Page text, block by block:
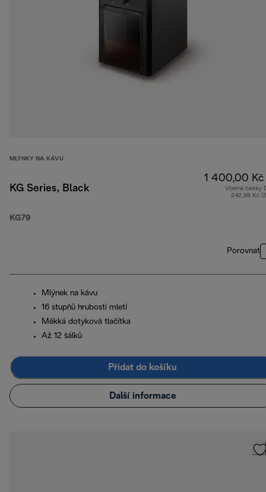
MLÝNKY NA KÁVU
KG Series, Black
KG79
1 400,00 Kč
Včetně částky
242,98 Kč
Porovnat
Mlýnek na kávu
16 stupňů hrubosti mletí
Měkká dotyková tlačítka
Až 12 šálků
Přidat do košíku
Další informace